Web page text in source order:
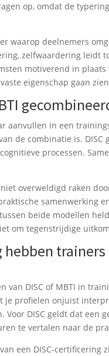
op, omdat de
waarop deelnemers
zelfwaardering leidt
motiverend in
eigenschap gaan
aanvullen in een
de combinatie is.
processen.
overweldigd raken
samenwerking
beide modellen
om tegenstrijdige
trainers
van DISC of MBTI in
je profielen onjuist
Voor DISC geldt dat
te vertalen naar de
een DISC-certificering